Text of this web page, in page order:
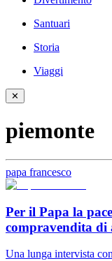
Santuari
Storia
Viaggi
✕
piemonte
papa francesco
Per il Papa la
compravendita di
Una lunga intervista